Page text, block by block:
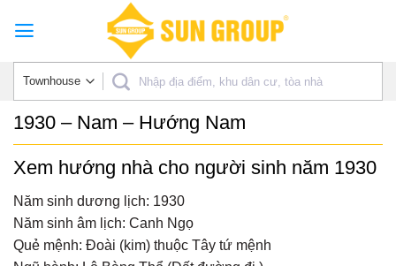
1930 – Nam – Hướng Nam
Xem hướng nhà cho người sinh năm 1930
Năm sinh dương lịch: 1930
Năm sinh âm lịch: Canh Ngọ
Quẻ mệnh: Đoài (kim) thuộc Tây tứ mệnh